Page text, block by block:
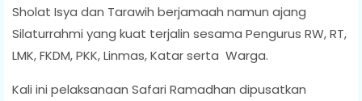
Sholat Isya dan Tarawih berjamaah namun ajang
Silaturrahmi yang kuat terjalin sesama Pengurus RW, RT,
LMK, FKDM, PKK, Linmas, Katar serta Warga.
Kali ini pelaksanaan Safari Ramadhan dipusatkan